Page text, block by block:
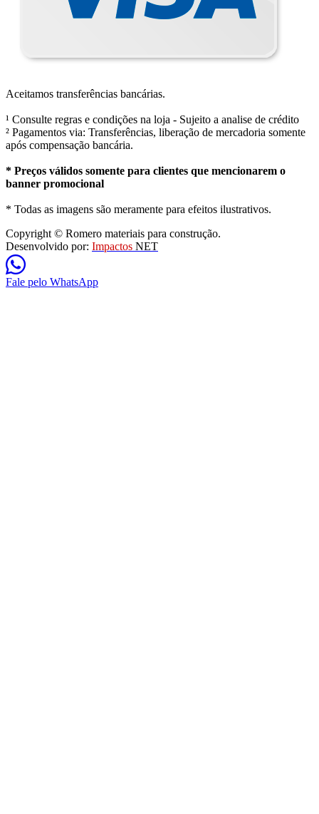
Aceitamos transferências bancárias.
¹ Consulte regras e condições na loja - Sujeito a analise de crédito
² Pagamentos via: Transferências, liberação de mercadoria somente
após compensação bancária.
* Preços válidos somente para clientes que mencionarem o
banner promocional
* Todas as imagens são meramente para efeitos ilustrativos.
Copyright © Romero materiais para construção.
Desenvolvido por: Impactos NET
Fale pelo WhatsApp